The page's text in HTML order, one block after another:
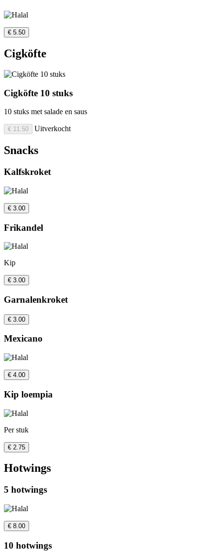
€ 5.50
Cigköfte
Cigköfte 10 stuks
10 stuks met salade en saus
€ 11.50 Uitverkocht
Snacks
Kalfskroket
€ 3.00
Frikandel
Kip
€ 3.00
Garnalenkroket
€ 3.00
Mexicano
€ 4.00
Kip loempia
Per stuk
€ 2.75
Hotwings
5 hotwings
€ 8.00
10 hotwings